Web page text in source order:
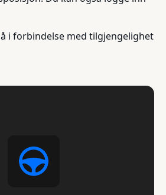
i forbindelse med tilgjengelighet